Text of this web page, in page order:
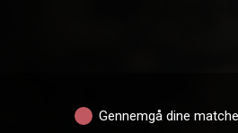
Gennemgå dine